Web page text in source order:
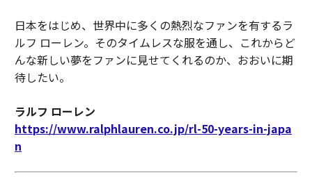
日本をはじめ、世界中に多くの熱烈なファンを有するラ
ルフ ローレン。そのタイムレスな服を通し、これからど
んな新しい夢をファンに見せてくれるのか、おおいに期
待したい。
ラルフ ローレン
https://www.ralphlauren.co.jp/rl-50-years-in-japa
n